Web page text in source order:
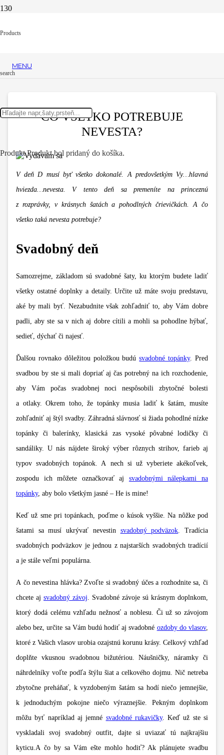
Products
search
ProduktProduktbol pridaný do košíka.
MENU
ČO VŠETKO POTREBUJE
NEVESTA?
V deň D musí byť všetko dokonalé. A predovšetkým Vy…hlavná
hviezda…nevesta. V tento deň sa premeníte na princeznú
z rozprávky, v krásnych šatách a pohodlných črievičkách. A čo
všetko taká nevesta potrebuje?
Svadobný deň
Samozrejme, základom sú svadobné šaty, ku ktorým budete ladiť
všetky ostatné doplnky a detaily. Určite už máte svoju predstavu,
aké by mali byť. Nezabudnite však zohľadniť to, aby Vám dobre
padli, aby ste sa v nich aj dobre cítili a mohli sa pohodlne hýbať,
sedieť, dýchať či najesť.
Ďalšou rovnako dôležitou položkou budúsvadobné topánky. Pred
svadbou by ste si mali dopriať aj čas potrebný na ich rozchodenie,
aby Vám počas svadobnej noci nespôsobili zbytočné bolesti
a otlaky. Okrem toho, že topánky musia ladiť k šatám, musíte
zohľadniť aj štýl svadby. Záhradná slávnosť si žiada pohodlné nízke
topánky či balerínky, klasická zas vysoké pôvabné lodičky či
sandáliky. U nás nájdete široký výber rôznych strihov, farieb aj
typov svadobných topánok. A nech si už vyberiete akékoľvek,
zospodu ich môžete označkovať aj svadobnými nálepkami na
topánky, aby bolo všetkým jasné – He is mine!
Keď už sme pri topánkach, poďme o kúsok vyššie. Na nôžke pod
šatami sa musí ukrývať nevestin svadobný podväzok . Tradícia
svadobných podväzkov je jednou z najstarších svadobných tradícií
a je stále veľmi populárna.
A čo nevestina hlávka? Zvoľte si svadobný účes a rozhodnite sa, či
chcete aj svadobný závoj . Svadobné závoje sú krásnym doplnkom,
ktorý dodá celému vzhľadu nežnosť a noblesu. Či už so závojom
alebo bez, určite sa Vám budú hodiť aj svadobné ozdoby do vlasov,
ktoré z Vašich vlasov urobia ozajstnú korunu krásy. Celkový vzhľad
doplňte vkusnou svadobnou bižutériou. Náušničky, náramky či
náhrdelníky voľte podľa štýlu šiat a celkového dojmu. Nič netreba
zbytočne preháňať, k vyzdobeným šatám sa hodí niečo jemnejšie,
k jednoduchým pokojne niečo výraznejšie. Pekným doplnkom
môžu byť napríklad aj jemné svadobné rukavičky. Keď už ste si
vyskladali svoj svadobný outfit, dajte si uviazať tú najkrajšiu
kyticu.A čo by sa Vám ešte mohlo hodiť? Ak plánujete svadbu